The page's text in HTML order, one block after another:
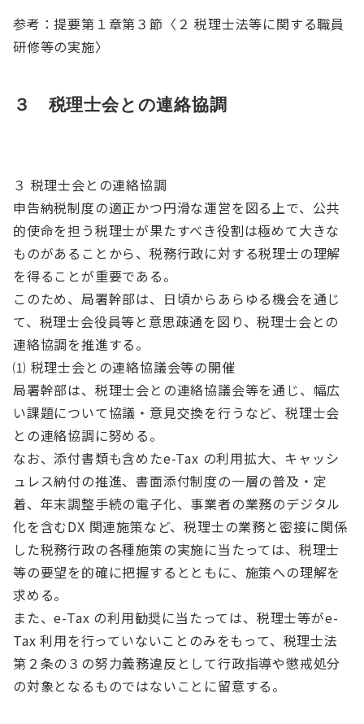
参考：提要第１章第３節〈２ 税理士法等に関する職員
研修等の実施〉
３ 税理士会との連絡協調
３ 税理士会との連絡協調
申告納税制度の適正かつ円滑な運営を図る上で、公共
的使命を担う税理士が果たすべき役割は極めて大きな
ものがあることから、税務行政に対する税理士の理解
を得ることが重要である。
このため、局署幹部は、日頃からあらゆる機会を通じ
て、税理士会役員等と意思疎通を図り、税理士会との
連絡協調を推進する。
⑴ 税理士会との連絡協議会等の開催
局署幹部は、税理士会との連絡協議会等を通じ、幅広
い課題について協議・意見交換を行うなど、税理士会
との連絡協調に努める。
なお、添付書類も含めたe-Tax の利用拡大、キャッシ
ュレス納付の推進、書面添付制度の一層の普及・定
着、年末調整手続の電子化、事業者の業務のデジタル
化を含むDX 関連施策など、税理士の業務と密接に関係
した税務行政の各種施策の実施に当たっては、税理士
等の要望を的確に把握するとともに、施策への理解を
求める。
また、e-Tax の利用勧奨に当たっては、税理士等がe-
Tax 利用を行っていないことのみをもって、税理士法
第２条の３の努力義務違反として行政指導や懲戒処分
の対象となるものではないことに留意する。